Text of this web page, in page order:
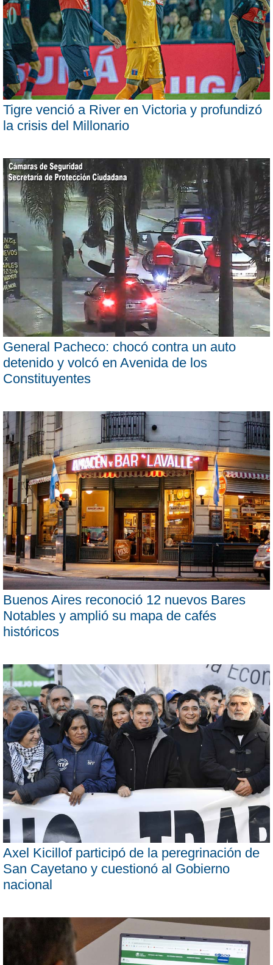
Tigre venció a River en Victoria y profundizó
la crisis del Millonario
General Pacheco: chocó contra un auto
detenido y volcó en Avenida de los
Constituyentes
Buenos Aires reconoció 12 nuevos Bares
Notables y amplió su mapa de cafés
históricos
Axel Kicillof participó de la peregrinación de
San Cayetano y cuestionó al Gobierno
nacional